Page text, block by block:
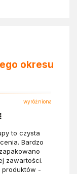
okresu
wyróżniona
to czysta
Bardzo
zawartości.
produktów -